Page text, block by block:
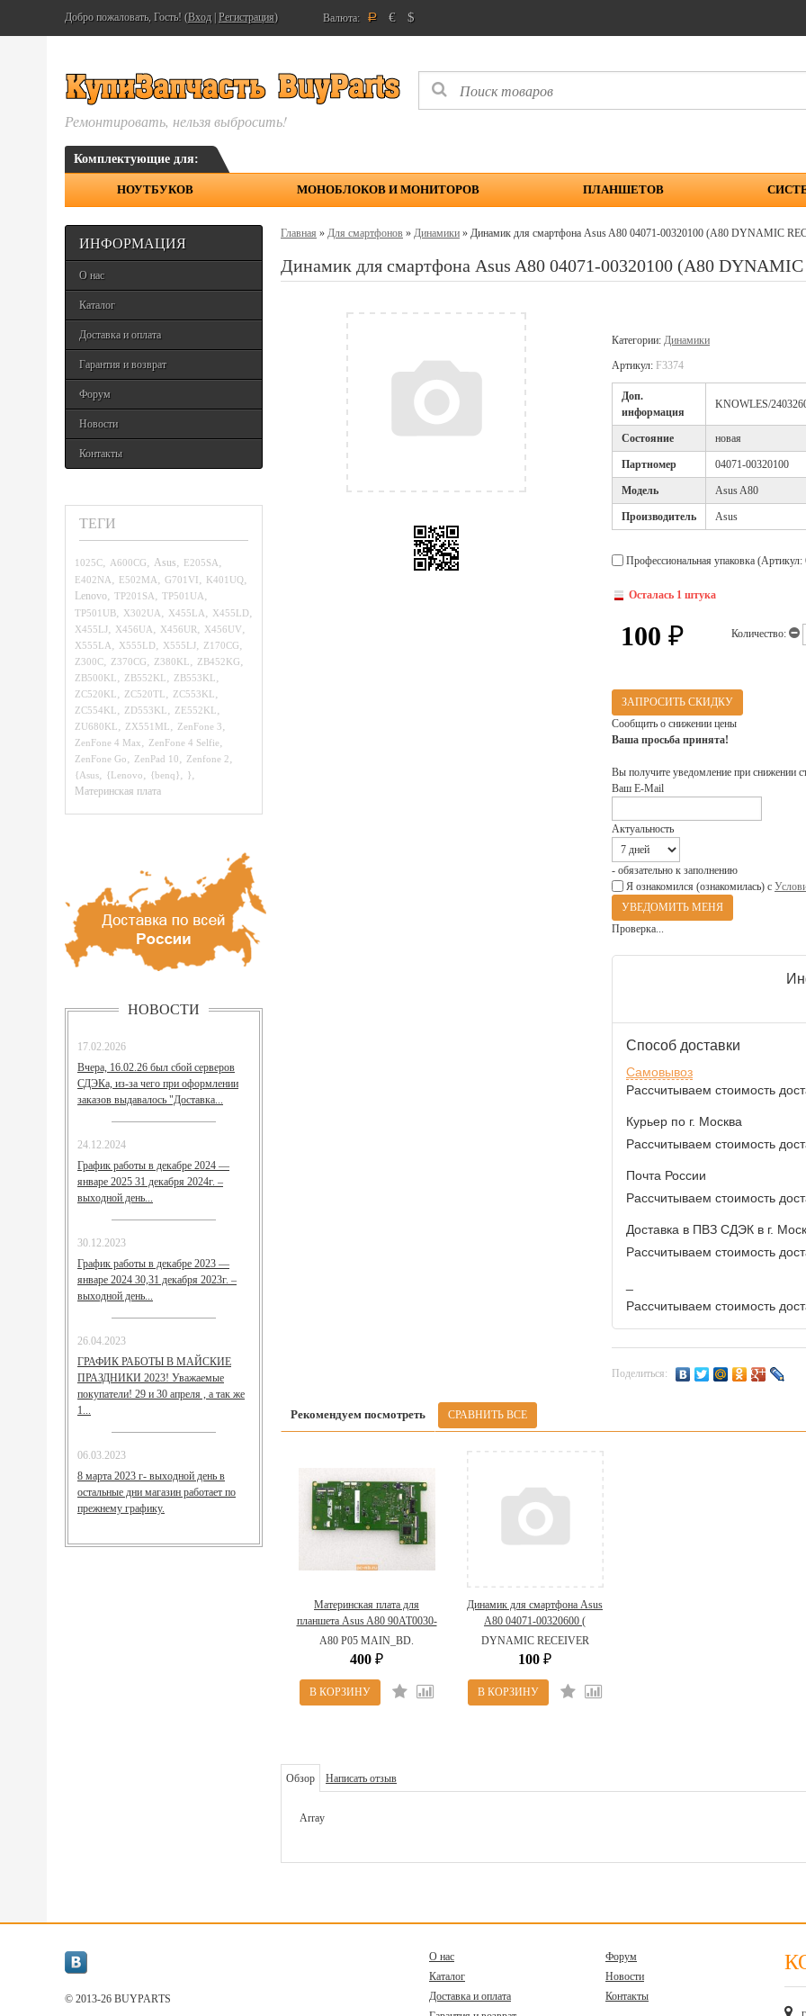
Добро пожаловать, Гость! (Вход Регистрация) Валюта: Р € $
Ремонтировать, нельзя выбросить!
Комплектующие для:
НОУТБУКОВ МОНОБЛОКОВ И МОНИТОРОВ ПЛАНШЕТОВ
ИНФОРМАЦИЯ
О нас
Каталог
Доставка и оплата
Гарантия и возврат
Форум
Новости
Контакты
ТЕГИ
1025C, A600CG, Asus, E205SA,
E402NA, E502MA, G701VI, K401UQ,
Lenovo, TP201SA, TP501UA,
TP501UB, X302UA, X455LA, X455LD,
X455LJ, X456UA, X456UR, X456UV,
X555LA, X555LD, X555LJ, Z170CG,
Z300C, Z370CG, Z380KL, ZB452KG,
ZB500KL, ZB552KL, ZB553KL,
ZC520KL, ZC520TL, ZC553KL,
ZC554KL, ZD553KL, ZE552KL,
ZU680KL, ZX551ML, ZenFone 3,
ZenFone 4 Max, ZenFone 4 Selfie,
ZenFone Go, ZenPad 10, Zenfone 2,
{Asus, {Lenovo, {benq}, },
Материнская плата
НОВОСТИ
17.02.2026
Вчера, 16.02.26 был сбой серверов
СДЭКа, из-за чего при оформлении
заказов выдавалось "Доставка...
24.12.2024
График работы в декабре 2024 —
январе 2025 31 декабря 2024г. –
выходной день...
30.12.2023
График работы в декабре 2023 —
январе 2024 30,31 декабря 2023г. –
выходной день...
26.04.2023
ГРАФИК РАБОТЫ В МАЙСКИЕ
ПРАЗДНИКИ 2023! Уважаемые
покупатели! 29 и 30 апреля , а так же
1...
06.03.2023
8 марта 2023 г- выходной день в
остальные дни магазин работает по
прежнему графику.
Главная » Для смартфонов » Динамики » Динамик для смартфона Asus A80 04071-00320100 (A80 DYNAMIC
Динамик для смартфона Asus A80 04071-00320100 (A80
Категории: Динамики
Артикул: F3374
Доп.
информация
KNOWLES/
Cостояние новая
Партномер 04071-00320100
Модель Asus A80
Производитель Asus
Профессиональная упаковка (Артикул:
Осталась 1 штука
100 ₽ Количество:
ЗАПРОСИТЬ СКИДКУ
Сообщить о снижении цены
Ваша просьба принята!
Вы получите уведомление при снижении
Ваш E-Mail
Актуальность
- обязательно к заполнению
Я ознакомился (ознакомилась) с
Проверка...
Способ доставки
Самовывоз
Рассчитываем стоимость
Курьер по г. Москва
Рассчитываем стоимость
Почта России
Рассчитываем стоимость
Доставка в ПВЗ СДЭК в г.
Рассчитываем стоимость
Рассчитываем стоимость
Поделиться:
Рекомендуем посмотреть
Материнская плата для
планшета Asus A80 90AT0030-
R00070 (A80 P05 MAIN_BD.)
A80 P05 MAIN_BD.
400 ₽
Динамик для смартфона Asus
A80 04071-00320600 (
DYNAMIC RECEIVER )
DYNAMIC RECEIVER
100 ₽
Обзор Написать отзыв
Array
© 2013-26 BUYPARТS
О нас
Каталог
Доставка и оплата
Форум
Новости
Контакты